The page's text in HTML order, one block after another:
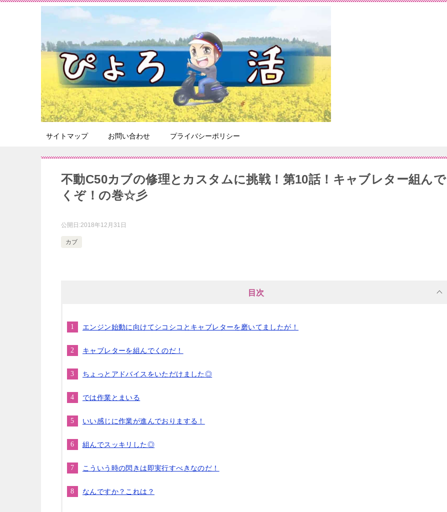
サイトマップ お問い合わせ プライバシーポリシー
不動C50カブの修理とカスタムに挑戦！第10話！キャブレター組んで
くぞ！の巻☆彡
公開日:2018年12月31日
カブ
目次
エンジン始動に向けてシコシコとキャブレターを磨いてましたが！
キャブレターを組んでくのだ！
ちょっとアドバイスをいただけました◎
では作業とまいる
いい感じに作業が進んでおりまする！
組んでスッキリした◎
こういう時の閃きは即実行すべきなのだ！
なんですか？これは？